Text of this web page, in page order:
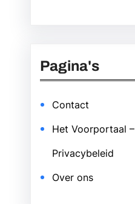
Pagina's
Contact
Het Voorportaal –
Privacybeleid
Over ons